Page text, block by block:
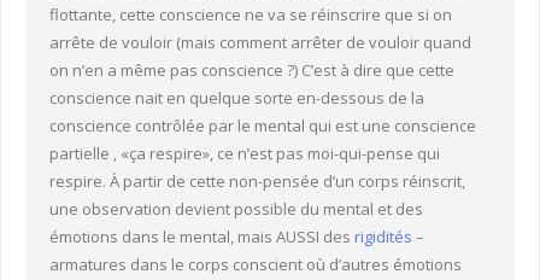
flottante, cette conscience ne va se réinscrire que si on
arrête de vouloir (mais comment arrêter de vouloir quand
on n’en a même pas conscience ?) C’est à dire que cette
conscience nait en quelque sorte en-dessous de la
conscience contrôlée par le mental qui est une conscience
partielle , «ça respire», ce n’est pas moi-qui-pense qui
respire. À partir de cette non-pensée d’un corps réinscrit,
une observation devient possible du mental et des
émotions dans le mental, mais AUSSI des rigidités –
armatures dans le corps conscient où d’autres émotions